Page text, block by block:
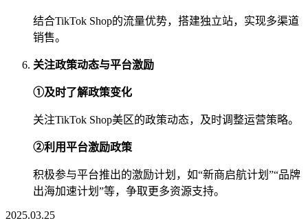
结合TikTok Shop的流量优势，搭建独立站，实现多渠道
销售。
关注政策动态与平台激励
①及时了解政策变化
关注TikTok Shop美区的政策动态，及时调整运营策略。
②利用平台激励政策
积极参与平台推出的激励计划，如“新商启航计划”“品牌
出海加速计划”等，争取更多资源支持。
2025.03.25